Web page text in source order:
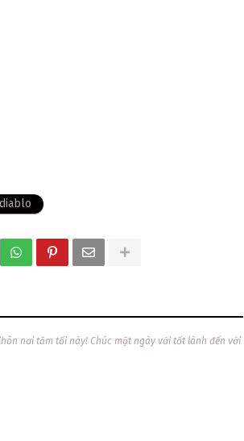
diablo
nơi tăm tối này! Chúc một ngày với tốt lành đến với